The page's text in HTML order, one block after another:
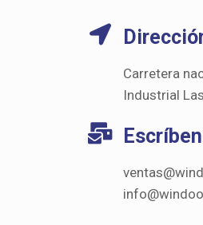
Carretera
Industrial